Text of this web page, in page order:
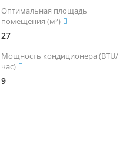
Оптимальная площадь
помещения (м²)
27
Мощность кондиционера (BTU/
час)
9